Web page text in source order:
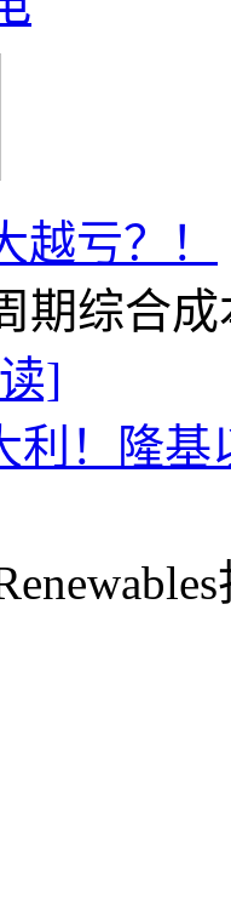
亏？！
期综合
]
利！隆